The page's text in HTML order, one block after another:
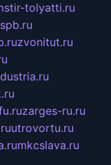
tolyatti.ru
zvonitut.ru
zarges-ru.ru
utrovortu.ru
mkcslava.ru